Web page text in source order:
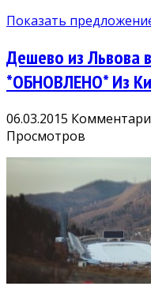
Показать
Дешево из Львова
*ОБНОВЛЕНО* Из
06.03.2015
Просмотров